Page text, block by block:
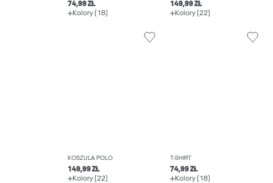
74,99 ZŁ
Kolory (18)
149,99 ZŁ
Kolory (22)
KOSZULA POLO
149,99 ZŁ
Kolory (22)
T-SHIRT
74,99 ZŁ
Kolory (18)